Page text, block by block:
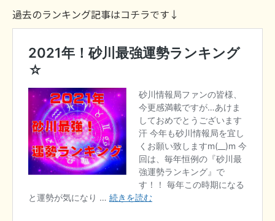
過去のランキング記事はコチラです↓